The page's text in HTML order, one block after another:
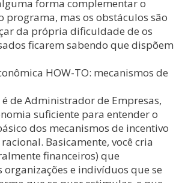
forma complementar o
programa, mas os obstáculos são
da própria dificuldade de os
ficarem sabendo que dispõem
HOW-TO: mecanismos de
de Administrador de Empresas,
suficiente para entender o
dos mecanismos de incentivo
Basicamente, você cria
financeiros) que
organizações e indivíduos que se